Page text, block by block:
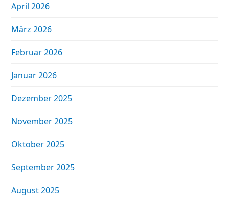
April 2026
März 2026
Februar 2026
Januar 2026
Dezember 2025
November 2025
Oktober 2025
September 2025
August 2025